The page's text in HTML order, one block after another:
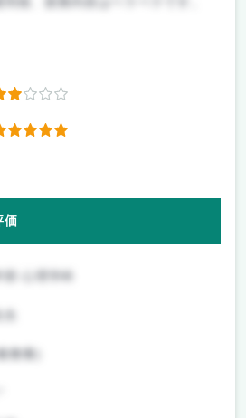
価
部 心理学科
教養)